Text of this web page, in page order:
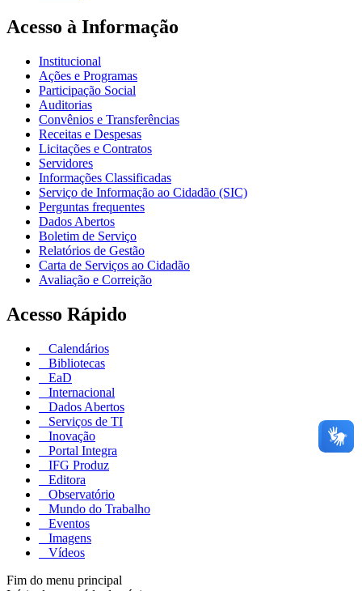
Acesso à Informação
Institucional
Ações e Programas
Participação Social
Auditorias
Convênios e Transferências
Receitas e Despesas
Licitações e Contratos
Servidores
Informações Classificadas
Serviço de Informação ao Cidadão (SIC)
Perguntas frequentes
Dados Abertos
Boletim de Serviço
Relatórios de Gestão
Carta de Serviços ao Cidadão
Avaliação e Correição
Acesso Rápido
Calendários
Bibliotecas
EaD
Internacional
Dados Abertos
Serviços de TI
Inovação
Portal Integra
IFG Produz
Editora
Observatório
Mundo do Trabalho
Eventos
Imagens
Vídeos
Fim do menu principal